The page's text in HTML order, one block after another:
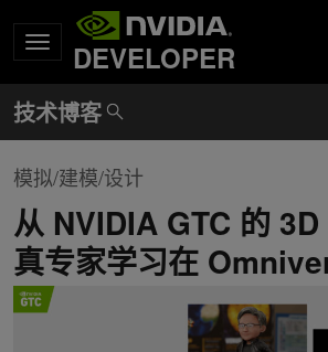
DEVELOPER
模拟/建模/设计
从 NVIDIA GTC 的
真专家学习在